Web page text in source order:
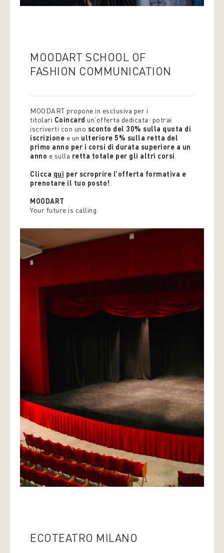
MOODART SCHOOL OF
FASHION COMMUNICATION
MOODART propone in esclusiva per i
titolari Coincard un’offerta dedicata: potrai
iscriverti con uno sconto del 30% sulla quota di
iscrizione e un ulteriore 5% sulla retta del
primo anno per i corsi di durata superiore a un
anno e sulla retta totale per gli altri corsi
Clicca qui per scroprire l’offerta formativa e
prenotare il tuo posto!
MOODART
Your future is calling.
ECOTEATRO MILANO